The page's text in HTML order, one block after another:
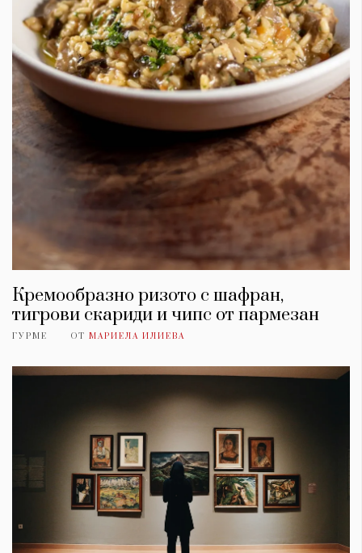
Кремообразно ризото с шафран,
тигрови скариди и чипс от пармезан
ГУРМЕ ОТ МАРИЕЛА ИЛИЕВА